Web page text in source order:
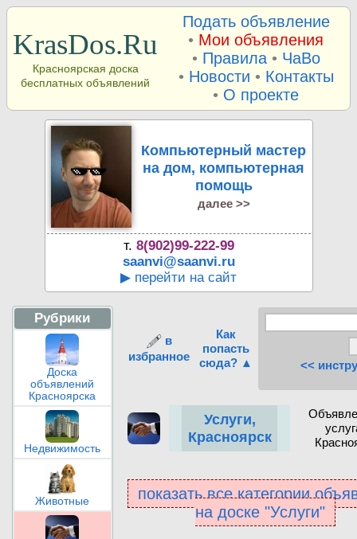
KrasDos.Ru
Красноярская доска
бесплатных объявлений
Подать объявление
• Мои объявления
• Правила• ЧаВо
• Новости • Контакты
• О проекте
Компьютерный мастер
на дом, компьютерная
помощь
далее >>
т. 8(902)99-222-99
saanvi@saanvi.ru
▶ перейти на сайт
Рубрики
Доска
объявлений
Красноярска
Недвижимость
Животные
в
избранное
Как
попасть
сюда? ▲
<<
Услуги,
Красноярск
показать все категории
на доске "Услуги"